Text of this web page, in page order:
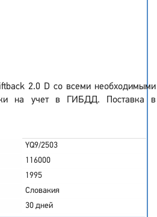
2.0 D со всеми необходимыми
на учет в ГИБДД. Поставка в
YQ9/2503
116000
1995
Словакия
30 дней